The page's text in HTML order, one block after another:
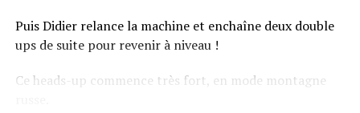
Puis Didier relance la machine et enchaîne deux double
ups de suite pour revenir à niveau !
Ce heads-up commence très fort, en mode montagne